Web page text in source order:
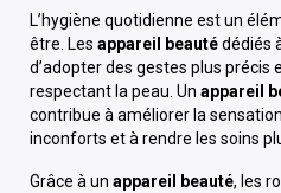
L’hygiène quotidienne est un
être. Les appareil beautédédiés
d’adopter des gestes plus précis
respectant la peau. Un appareil
contribue à améliorer la
inconforts et à rendre les soins
Grâce à un appareil beauté, les